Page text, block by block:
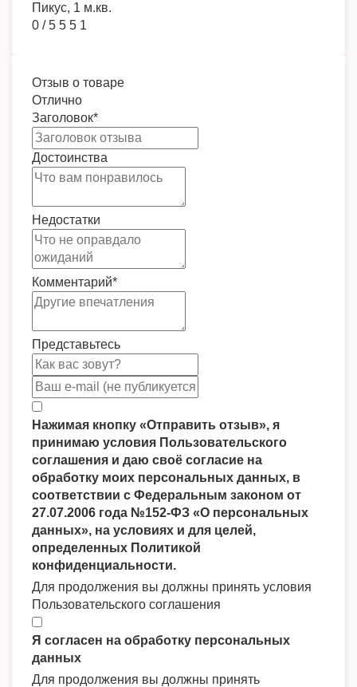
Пикус, 1 м.кв.
0 /5 5 5 1
Отзыв о товаре
Отлично
Заголовок*
Достоинства
Недостатки
Комментарий*
Представьтесь
Нажимая кнопку «Отправить отзыв», я
принимаю условия Пользовательского
соглашения и даю своё согласие на
обработку моих персональных данных, в
соответствии с Федеральным законом от
27.07.2006 года №152-ФЗ «О персональных
данных», на условиях и для целей,
определенных Политикой
конфиденциальности.
Для продолжения вы должны принять условия
Пользовательского соглашения
Я согласен на обработку персональных
данных
Для продолжения вы должны принять